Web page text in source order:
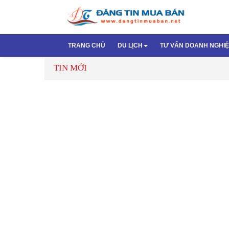
TRANG CHỦ DU LỊCH TƯ VẤN DOANH
TIN MỚI